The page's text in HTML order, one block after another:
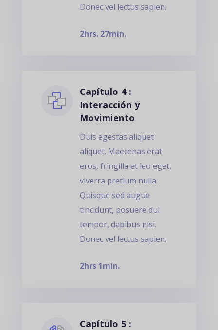
Donec vel lectus sapien.
2hrs. 27min.
Capítulo 4 :
Interacción y
Movimiento
Duis egestas aliquet
aliquet. Maecenas erat
eros, fringilla et leo eget,
viverra pretium nulla.
Quisque sed augue
tincidunt, posuere dui
tempor, dapibus nisi.
Donec vel lectus sapien.
2hrs 1min.
Capítulo 5 :